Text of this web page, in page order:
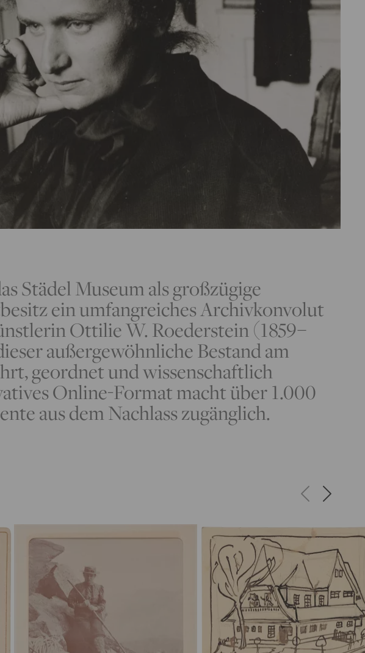
Städel Museum als großzügige
ein umfangreiches Archivkonvolut
Ottilie W. Roederstein (1859–
außergewöhnliche Bestand am
geordnet und wissenschaftlich
Online-Format macht über 1.000
aus dem Nachlass zugänglich.